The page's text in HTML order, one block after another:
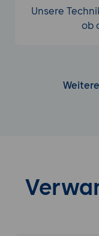
Unsere
ob